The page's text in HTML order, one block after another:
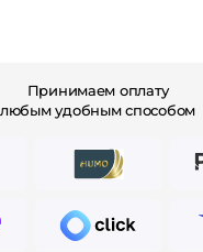
Принимаем оплату
любым удобным способом